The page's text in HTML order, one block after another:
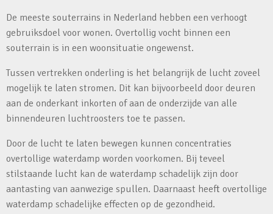
De meeste souterrains in Nederland hebben een verhoogt
gebruiksdoel voor wonen. Overtollig vocht binnen een
souterrain is in een woonsituatie ongewenst.
Tussen vertrekken onderling is het belangrijk de lucht zoveel
mogelijk te laten stromen. Dit kan bijvoorbeeld door deuren
aan de onderkant inkorten of aan de onderzijde van alle
binnendeuren luchtroosters toe te passen.
Door de lucht te laten bewegen kunnen concentraties
overtollige waterdamp worden voorkomen. Bij teveel
stilstaande lucht kan de waterdamp schadelijk zijn door
aantasting van aanwezige spullen. Daarnaast heeft overtollige
waterdamp schadelijke effecten op de gezondheid.